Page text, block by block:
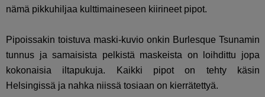
nämä pikkuhiljaa kulttimaineseen kiirineet pipot.
Pipoissakin toistuva maski-kuvio onkin Burlesque Tsunamin
tunnus ja samaisista pelkistä maskeista on loihdittu jopa
kokonaisia iltapukuja. Kaikki pipot on tehty käsin
Helsingissä ja nahka niissä tosiaan on kierrätettyä.